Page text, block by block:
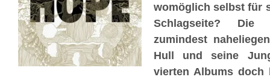
womöglich selbst für
Schlagseite? Die
zumindest
Hull und seine
vierten Albums doch